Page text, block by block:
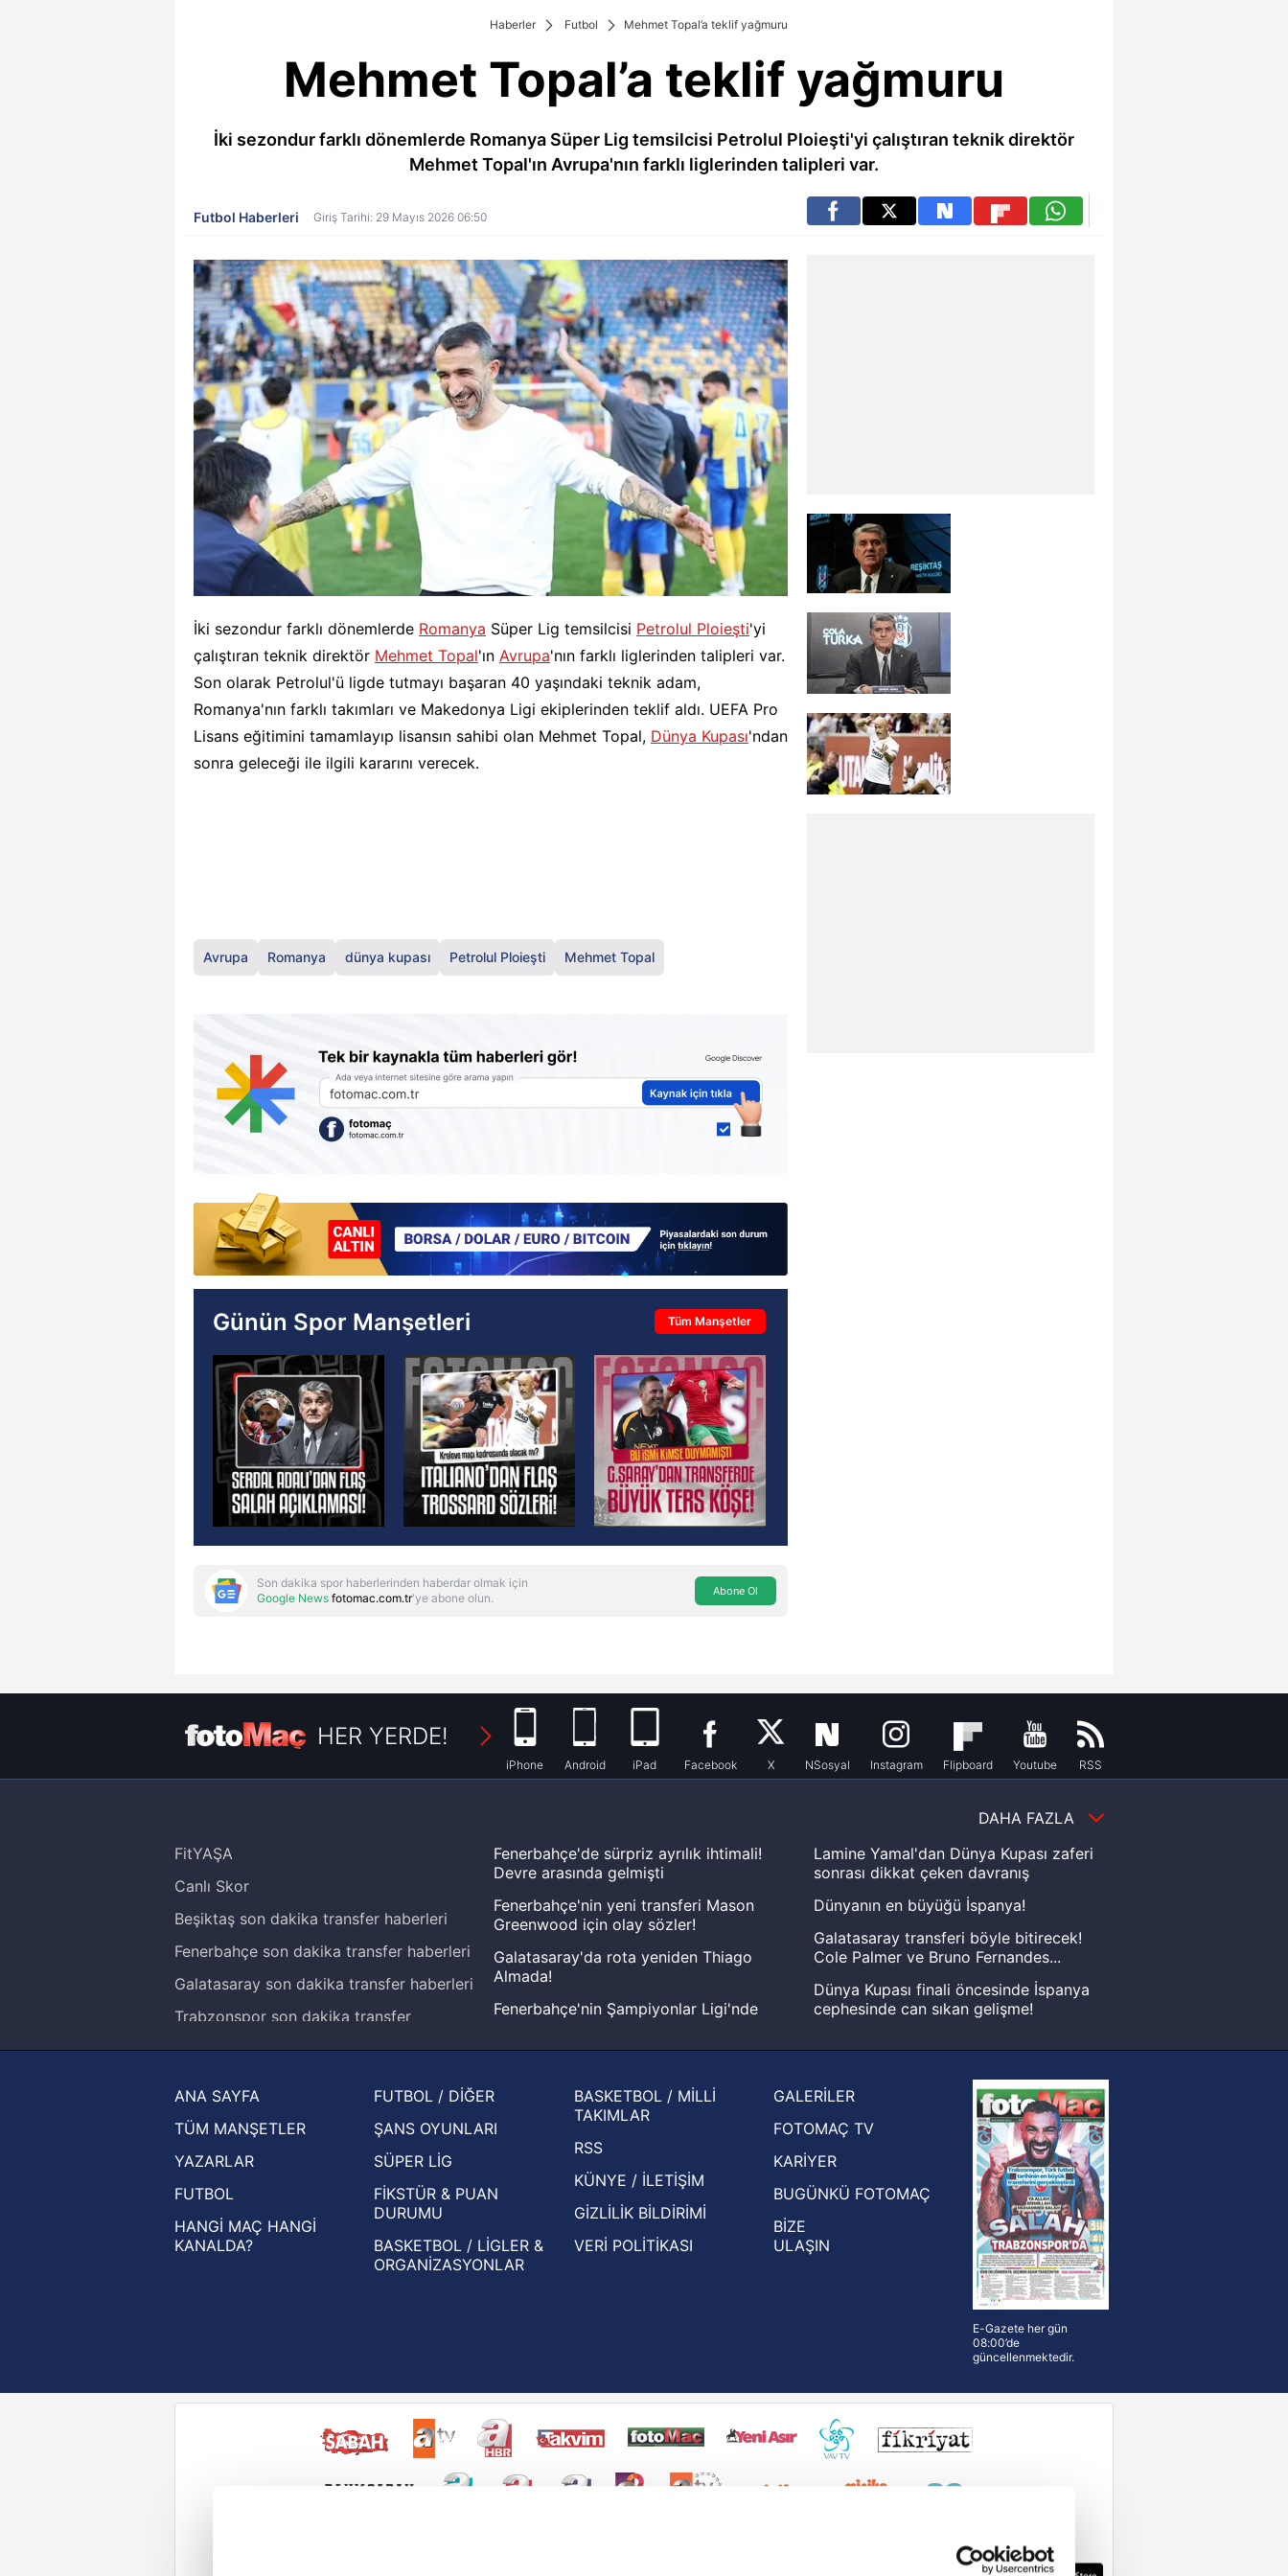
Reddet
Haberler Futbol Mehmet Topal’a teklif yağmuru
Mehmet Topal’a teklif yağmuru
İki sezondur farklı dönemlerde Romanya Süper Lig temsilcisi Petrolul Ploieşti'yi çalıştıran teknik direktör
Mehmet Topal'ın Avrupa'nın farklı liglerinden talipleri var.
Futbol Haberleri Giriş Tarihi: 29 Mayıs 2026 06:50
İki sezondur farklı dönemlerde Romanya Süper Lig temsilcisi Petrolul Ploieşti'yi
çalıştıran teknik direktör Mehmet Topal'ın Avrupa'nın farklı liglerinden talipleri var.
Son olarak Petrolul'ü ligde tutmayı başaran 40 yaşındaki teknik adam,
Romanya'nın farklı takımları ve Makedonya Ligi ekiplerinden teklif aldı. UEFA Pro
Lisans eğitimini tamamlayıp lisansın sahibi olan Mehmet Topal, Dünya Kupası'ndan
sonra geleceği ile ilgili kararını verecek.
Avrupa Romanya dünya kupası Petrolul Ploieşti Mehmet Topal
Günün Spor Manşetleri Tüm Manşetler
Son dakika spor haberlerinden haberdar olmak için
Google News fotomac.com.tr'ye abone olun. Abone Ol
HER YERDE!
iPhone Android iPad Facebook X NSosyal Instagram Flipboard Youtube RSS
DAHA FAZLA
FitYAŞA
Canlı Skor
Beşiktaş son dakika transfer haberleri
Fenerbahçe son dakika transfer haberleri
Galatasaray son dakika transfer haberleri
Trabzonspor son dakika transfer
Ziraat Türkiye Kupası haberleri
UEFA Şampiyonlar Ligi haberleri
UEFA Avrupa Ligi haberleri
UEFA Konferans Ligi haberleri
Fenerbahçe'de sürpriz ayrılık ihtimali!
Devre arasında gelmişti
Fenerbahçe'nin yeni transferi Mason
Greenwood için olay sözler!
Galatasaray'da rota yeniden Thiago
Almada!
Fenerbahçe'nin Şampiyonlar Ligi'nde
Zabrze'yi elerlerse...
basından gündem olan manşetler!
Beşiktaş'ın UEFA Avrupa Ligi'nde 3. Ön
Eleme Turu muhtemel rakipleri belli oldu!
Lamine Yamal'dan Dünya Kupası zaferi
sonrası dikkat çeken davranış
Dünyanın en büyüğü İspanya!
Galatasaray transferi böyle bitirecek!
Cole Palmer ve Bruno Fernandes...
Dünya Kupası finali öncesinde İspanya
cephesinde can sıkan gelişme!
Hernan Crespo, Meksika Ligi
ekiplerinden Atlas'ın yeni teknik direktörü
oldu
ANA SAYFA
TÜM MANŞETLER
YAZARLAR
FUTBOL
HANGİ MAÇ HANGİ
KANALDA?
FUTBOL / DİĞER
ŞANS OYUNLARI
SÜPER LİG
FİKSTÜR & PUAN
DURUMU
BASKETBOL / LİGLER &
ORGANİZASYONLAR
BASKETBOL / MİLLİ
TAKIMLAR
RSS
KÜNYE / İLETİŞİM
GİZLİLİK BİLDİRİMİ
VERİ POLİTİKASI
GALERİLER
FOTOMAÇ TV
KARİYER
BUGÜNKÜ FOTOMAÇ
BİZE
ULAŞIN
E-Gazete her gün
08:00’de
güncellenmektedir.